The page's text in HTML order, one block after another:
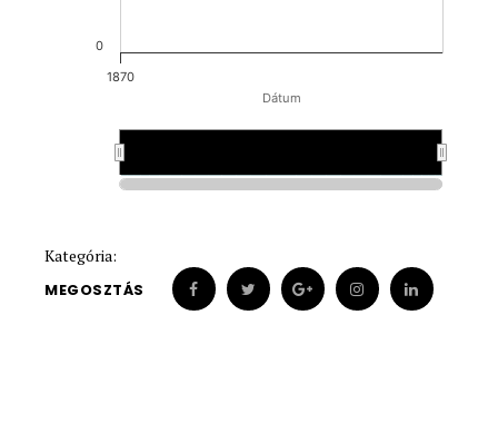
Dátum
1870
0
Kategória:
MEGOSZTÁS